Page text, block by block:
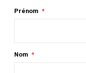
Prénom
Nom